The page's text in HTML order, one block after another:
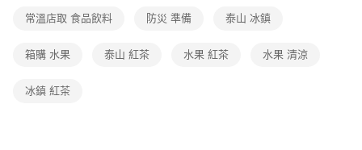
常溫店取 食品飲料 防災 準備 泰山 冰鎮
箱購 水果 泰山 紅茶 水果 紅茶 水果 清涼
冰鎮 紅茶